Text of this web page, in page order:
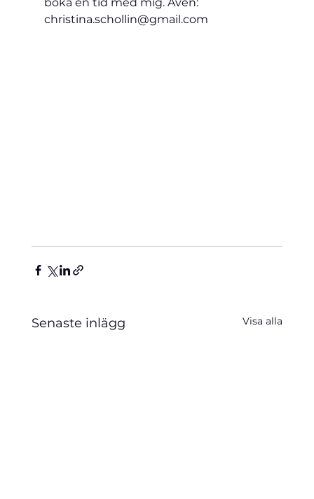
christina.schollin@gmail.com
Senaste inlägg Visa alla